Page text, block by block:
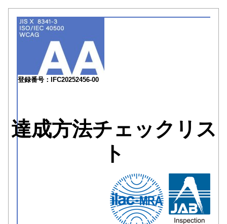
登録番号：IFC20252456-00
達成方法チェックリス
ト